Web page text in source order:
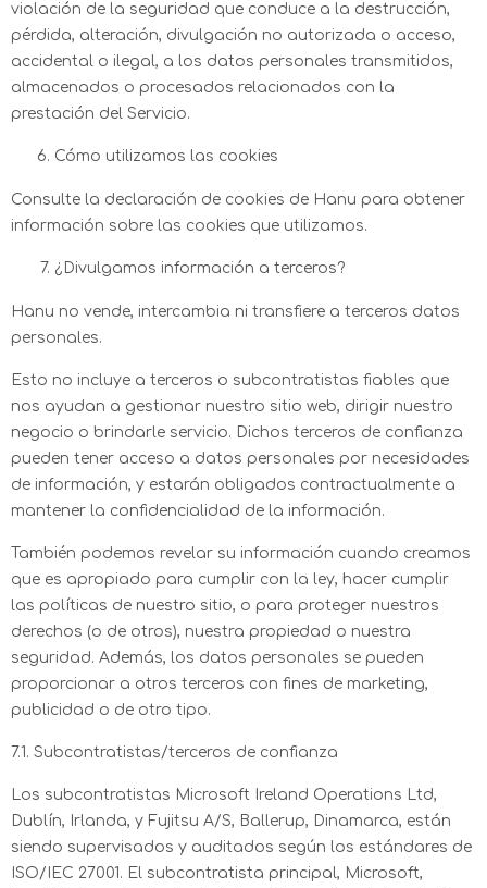
violación de la seguridad que conduce a la destrucción,
pérdida, alteración, divulgación no autorizada o acceso,
accidental o ilegal, a los datos personales transmitidos,
almacenados o procesados relacionados con la
prestación del Servicio.
Cómo utilizamos las cookies
Consulte la declaración de cookies de Hanu para obtener
información sobre las cookies que utilizamos.
¿Divulgamos información a terceros?
Hanu no vende, intercambia ni transfiere a terceros datos
personales.
Esto no incluye a terceros o subcontratistas fiables que
nos ayudan a gestionar nuestro sitio web, dirigir nuestro
negocio o brindarle servicio. Dichos terceros de confianza
pueden tener acceso a datos personales por necesidades
de información, y estarán obligados contractualmente a
mantener la confidencialidad de la información.
También podemos revelar su información cuando creamos
que es apropiado para cumplir con la ley, hacer cumplir
las políticas de nuestro sitio, o para proteger nuestros
derechos (o de otros), nuestra propiedad o nuestra
seguridad. Además, los datos personales se pueden
proporcionar a otros terceros con fines de marketing,
publicidad o de otro tipo.
7.1. Subcontratistas/terceros de confianza
Los subcontratistas Microsoft Ireland Operations Ltd,
Dublín, Irlanda, y Fujitsu A/S, Ballerup, Dinamarca, están
siendo supervisados y auditados según los estándares de
ISO/IEC 27001. El subcontratista principal, Microsoft,